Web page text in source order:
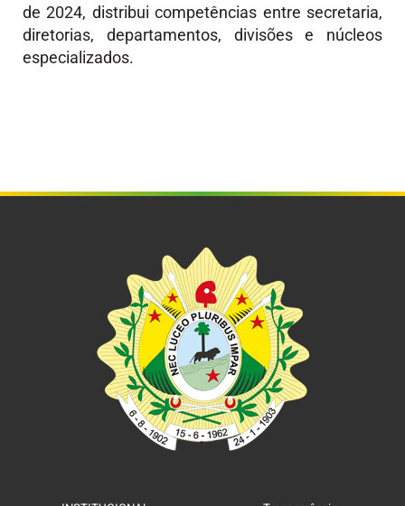
de 2024, distribui competências entre secretaria,
diretorias, departamentos, divisões e núcleos
especializados.